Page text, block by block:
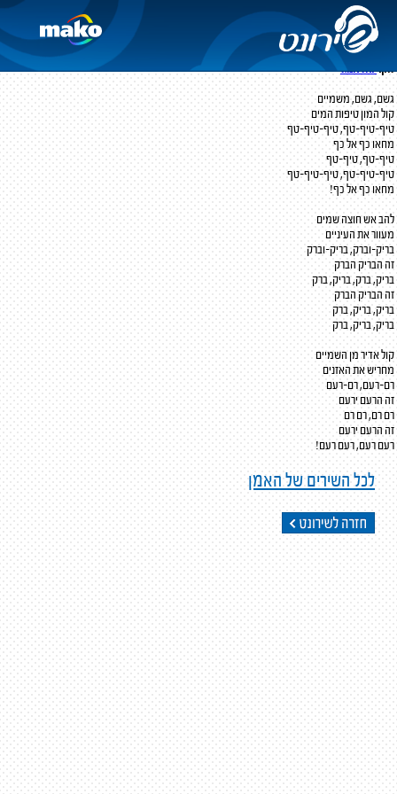
היורה
עממי
יחיאל הלפרין
לחן:יואל אנגל
גשם, גשם, משמיים
קול המון טיפות המים
טיף-טיף-טף, טיף-טיף-טף
מחאו כף אל כף
טיף-טף, טיף-טף
טיף-טיף-טף, טיף-טיף-טף
מחאו כף אל כף!
להב אש חוצה שמים
מעוור את העיניים
בריק-וברק, בריק-וברק
זה הבריק הברק
בריק, ברק, בריק, ברק
זה הבריק הברק
בריק, בריק, ברק
בריק, בריק, ברק
קול אדיר מן השמיים
מחריש את האזנים
רם-רעם, רם-רעם
זה הרעם ירעם
רם רם, רם רם
זה הרעם ירעם
רעם רעם, רעם רעם!
לכל השירים של האמן